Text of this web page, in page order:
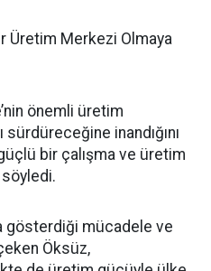
Üretim Merkezi Olmaya
önemli üretim
inandığını
bir çalışma ve üretim
gösterdiği mücadele ve
Öksüz,